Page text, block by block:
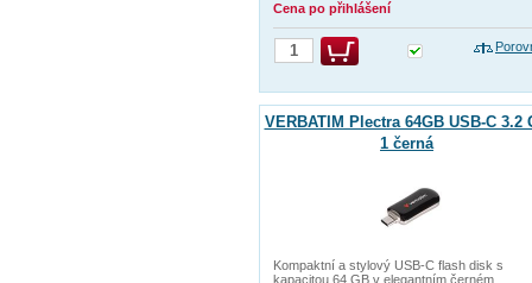
Cena po přihlášení
VERBATIM Plectra 64GB USB-C 3.2
1 černá
Kompaktní a stylový USB-C flash disk s
kapacitou 64 GB v elegantním černém